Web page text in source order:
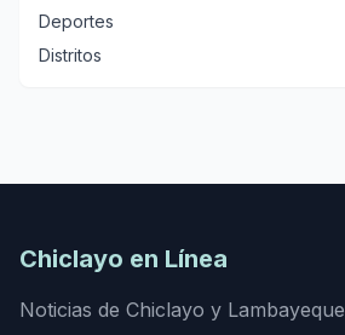
Deportes
Distritos
Chiclayo en Línea
Noticias de Chiclayo y Lambayeque